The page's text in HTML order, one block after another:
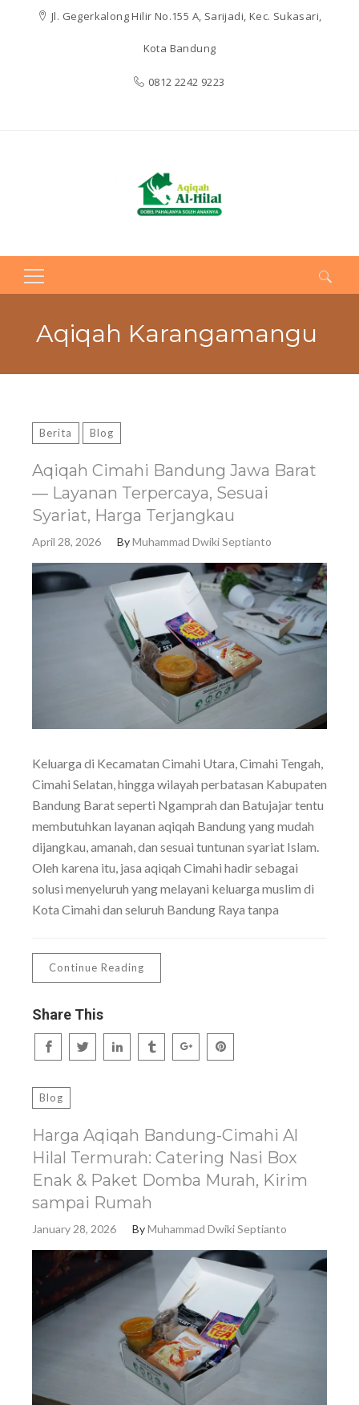
Jl. Gegerkalong Hilir No.155 A, Sarijadi, Kec. Sukasari,
Kota Bandung
0812 2242 9223
Search
Aqiqah Karangamangu
Berita Blog
Aqiqah Cimahi Bandung Jawa Barat
— Layanan Terpercaya, Sesuai
Syariat, Harga Terjangkau
April 28, 2026 ByMuhammad Dwiki Septianto
Keluarga di Kecamatan Cimahi Utara, Cimahi Tengah,
Cimahi Selatan, hingga wilayah perbatasan Kabupaten
Bandung Barat seperti Ngamprah dan Batujajar tentu
membutuhkan layanan aqiqah Bandung yang mudah
dijangkau, amanah, dan sesuai tuntunan syariat Islam.
Oleh karena itu, jasa aqiqah Cimahi hadir sebagai
solusi menyeluruh yang melayani keluarga muslim di
Kota Cimahi dan seluruh Bandung Raya tanpa
Continue Reading
Share This
Blog
Harga Aqiqah Bandung-Cimahi Al
Hilal Termurah: Catering Nasi Box
Enak & Paket Domba Murah, Kirim
sampai Rumah
January 28, 2026 ByMuhammad Dwiki Septianto